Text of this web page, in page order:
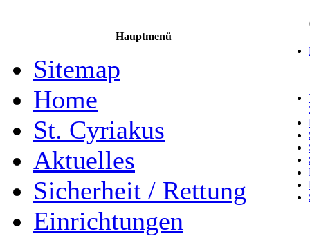
Hauptmenü
Sitemap
Home
St. Cyriakus
Aktuelles
Sicherheit / Rettung
Einrichtungen